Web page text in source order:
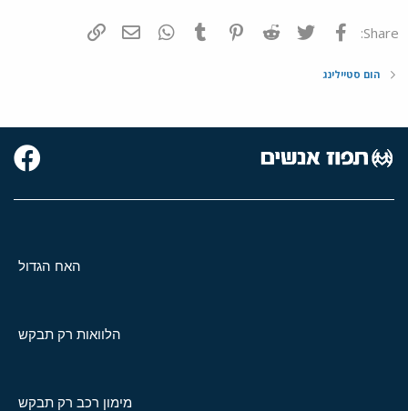
Share: פייסבוק Twitter
Reddit
Pinterest
Tumblr
WhatsAppדואר אלקטרוני
הום סטיילינג
האח הגדול
הלוואות רק תבקש
מימון רכב רק תבקש